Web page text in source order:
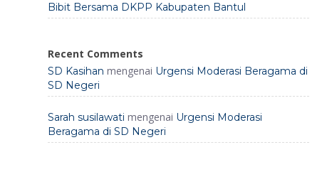
Bibit Bersama DKPP Kabupaten Bantul
Recent Comments
SD Kasihan mengenai Urgensi Moderasi Beragama di
SD Negeri
Sarah susilawati mengenai Urgensi Moderasi
Beragama di SD Negeri